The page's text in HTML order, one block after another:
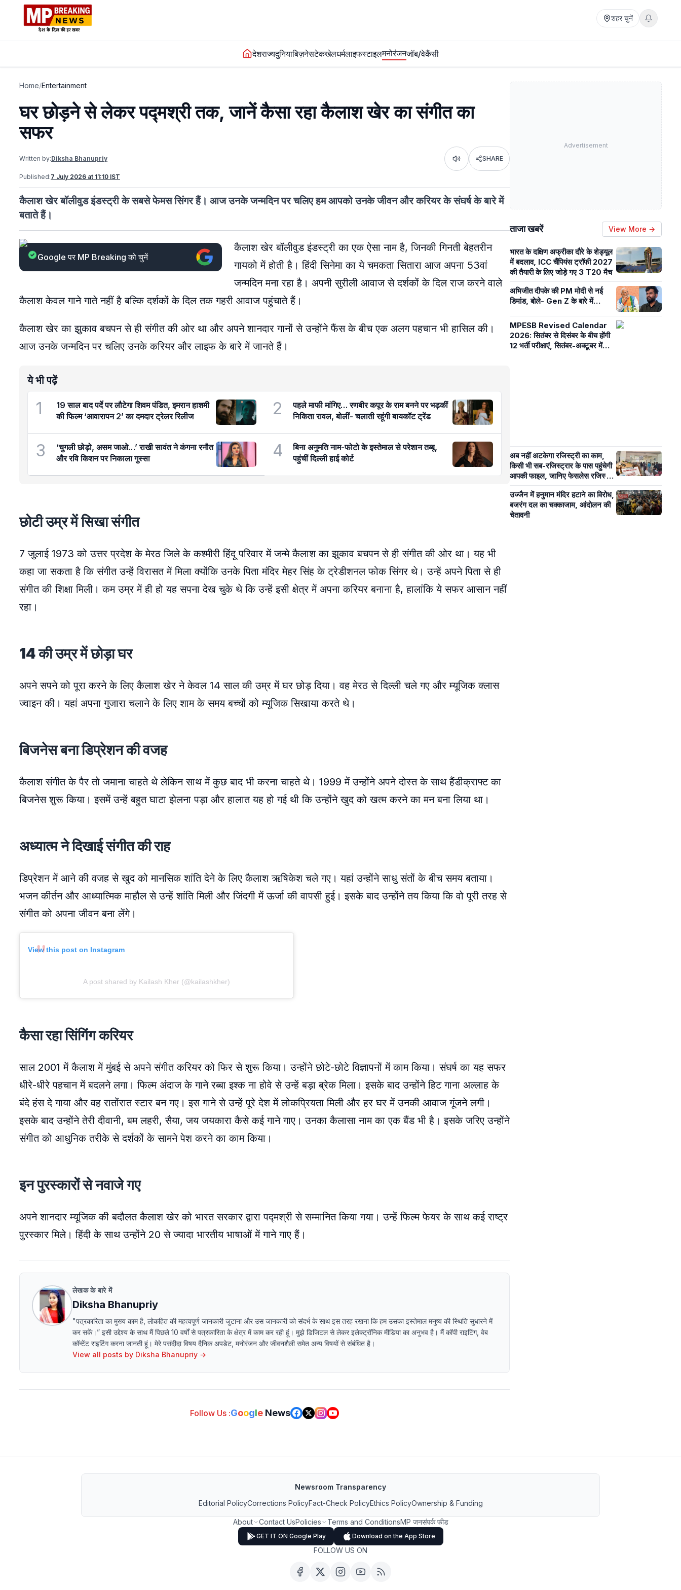
शहर चुनें
देशराज्यदुनियाबिज़नेसटेकखेलधर्मलाइफस्टाइलमनोरंजनजॉब/वेकैंसी
Home/Entertainment
घर छोड़ने से लेकर पद्मश्री तक, जानें कैसा रहा कैलाश खेर का संगीत का
सफर
Written by:Diksha Bhanupriy Listen SHARE
Published:7 July 2026 at 11:10 IST
कैलाश खेर बॉलीवुड इंडस्ट्री के सबसे फेमस सिंगर हैं। आज उनके जन्मदिन पर चलिए हम आपको उनके जीवन और करियर के संघर्ष के बारे में
बताते हैं।
Google पर MP Breaking को चुनें
कैलाश खेर बॉलीवुड इंडस्ट्री का एक ऐसा नाम है, जिनकी गिनती बेहतरीन
गायको में होती है। हिंदी सिनेमा का ये चमकता सितारा आज अपना 53वां
जन्मदिन मना रहा है। अपनी सुरीली आवाज से दर्शकों के दिल राज करने वाले
कैलाश केवल गाने गाते नहीं है बल्कि दर्शकों के दिल तक गहरी आवाज पहुंचाते हैं।
कैलाश खेर का झुकाव बचपन से ही संगीत की ओर था और अपने शानदार गानों से उन्होंने फैंस के बीच एक अलग पहचान भी हासिल की।
आज उनके जन्मदिन पर चलिए उनके करियर और लाइफ के बारे में जानते हैं।
ये भी पढ़ें
1
19 साल बाद पर्दे पर लौटेगा शिवम पंडित, इमरान हाशमी
की फिल्म ‘आवारापन 2’ का दमदार ट्रेलर रिलीज
2
पहले माफी मांगिए… रणबीर कपूर के राम बनने पर भड़कीं
निकिता रावल, बोलीं- चलाती रहूंगी बायकॉट ट्रेंड
3
‘चुगली छोड़ो, असम जाओ…’ राखी सावंत ने कंगना रनौत
और रवि किशन पर निकाला गुस्सा
4
बिना अनुमति नाम-फोटो के इस्तेमाल से परेशान तब्बू,
पहुंचीं दिल्ली हाई कोर्ट
छोटी उम्र में सिखा संगीत
7 जुलाई 1973 को उत्तर प्रदेश के मेरठ जिले के कश्मीरी हिंदू परिवार में जन्मे कैलाश का झुकाव बचपन से ही संगीत की ओर था। यह भी
कहा जा सकता है कि संगीत उन्हें विरासत में मिला क्योंकि उनके पिता मंदिर मेहर सिंह के ट्रेडीशनल फोक सिंगर थे। उन्हें अपने पिता से ही
संगीत की शिक्षा मिली। कम उम्र में ही हो यह सपना देख चुके थे कि उन्हें इसी क्षेत्र में अपना करियर बनाना है, हालांकि ये सफर आसान नहीं
रहा।
14 की उम्र में छोड़ा घर
अपने सपने को पूरा करने के लिए कैलाश खेर ने केवल 14 साल की उम्र में घर छोड़ दिया। वह मेरठ से दिल्ली चले गए और म्यूजिक क्लास
ज्वाइन की। यहां अपना गुजारा चलाने के लिए शाम के समय बच्चों को म्यूजिक सिखाया करते थे।
बिजनेस बना डिप्रेशन की वजह
कैलाश संगीत के पैर तो जमाना चाहते थे लेकिन साथ में कुछ बाद भी करना चाहते थे। 1999 में उन्होंने अपने दोस्त के साथ हैंडीक्राफ्ट का
बिजनेस शुरू किया। इसमें उन्हें बहुत घाटा झेलना पड़ा और हालात यह हो गई थी कि उन्होंने खुद को खत्म करने का मन बना लिया था।
अध्यात्म ने दिखाई संगीत की राह
डिप्रेशन में आने की वजह से खुद को मानसिक शांति देने के लिए कैलाश ऋषिकेश चले गए। यहां उन्होंने साधु संतों के बीच समय बताया।
भजन कीर्तन और आध्यात्मिक माहौल से उन्हें शांति मिली और जिंदगी में ऊर्जा की वापसी हुई। इसके बाद उन्होंने तय किया कि वो पूरी तरह से
संगीत को अपना जीवन बना लेंगे।
View this post on Instagram
A post shared by Kailash Kher (@kailashkher)
कैसा रहा सिंगिंग करियर
साल 2001 में कैलाश में मुंबई से अपने संगीत करियर को फिर से शुरू किया। उन्होंने छोटे-छोटे विज्ञापनों में काम किया। संघर्ष का यह सफर
धीरे-धीरे पहचान में बदलने लगा। फिल्म अंदाज के गाने रब्बा इश्क ना होवे से उन्हें बड़ा ब्रेक मिला। इसके बाद उन्होंने हिट गाना अल्लाह के
बंदे हंस दे गाया और वह रातोंरात स्टार बन गए। इस गाने से उन्हें पूरे देश में लोकप्रियता मिली और हर घर में उनकी आवाज गूंजने लगी।
इसके बाद उन्होंने तेरी दीवानी, बम लहरी, सैया, जय जयकारा कैसे कई गाने गाए। उनका कैलासा नाम का एक बैंड भी है। इसके जरिए उन्होंने
संगीत को आधुनिक तरीके से दर्शकों के सामने पेश करने का काम किया।
इन पुरस्कारों से नवाजे गए
अपने शानदार म्यूजिक की बदौलत कैलाश खेर को भारत सरकार द्वारा पद्मश्री से सम्मानित किया गया। उन्हें फिल्म फेयर के साथ कई राष्ट्र
पुरस्कार मिले। हिंदी के साथ उन्होंने 20 से ज्यादा भारतीय भाषाओं में गाने गाए हैं।
लेखक के बारे में
Diksha Bhanupriy
"पत्रकारिता का मुख्य काम है, लोकहित की महत्वपूर्ण जानकारी जुटाना और उस जानकारी को संदर्भ के साथ इस तरह रखना कि हम उसका इस्तेमाल मनुष्य की स्थिति सुधारने में
कर सकें।” इसी उद्देश्य के साथ मैं पिछले 10 वर्षों से पत्रकारिता के क्षेत्र में काम कर रही हूं। मुझे डिजिटल से लेकर इलेक्ट्रॉनिक मीडिया का अनुभव है। मैं कॉपी राइटिंग, वेब
कॉन्टेंट राइटिंग करना जानती हूं। मेरे पसंदीदा विषय दैनिक अपडेट, मनोरंजन और जीवनशैली समेत अन्य विषयों से संबंधित है।
View all posts by Diksha Bhanupriy →
Follow Us :Google News
Advertisement
ताजा खबरें View More →
भारत के दक्षिण अफ्रीका दौरे के शेड्यूल
में बदलाव, ICC चैंपियंस ट्रॉफी 2027
की तैयारी के लिए जोड़े गए 3 T20 मैच
अभिजीत दीपके की PM मोदी से नई
डिमांड, बोले- Gen Z के बारे में…
MPESB Revised Calendar
2026: सितंबर से दिसंबर के बीच होंगी
12 भर्ती परीक्षाएं, सितंबर-अक्टूबर में
अब नहीं अटकेगा रजिस्ट्री का काम,
किसी भी सब-रजिस्ट्रार के पास पहुंचेगी
आपकी फाइल, जानिए फेसलेस रजिस्ट्री
से आम लोगों को क्या होगा फायदा?
उज्जैन में हनुमान मंदिर हटाने का विरोध,
बजरंग दल का चक्काजाम, आंदोलन की
चेतावनी
Newsroom Transparency
Editorial PolicyCorrections PolicyFact-Check PolicyEthics PolicyOwnership & Funding
About Contact UsPolicies Terms and ConditionsMP जनसंपर्क फीड
GET IT ON Google Play Download on the App Store
FOLLOW US ON